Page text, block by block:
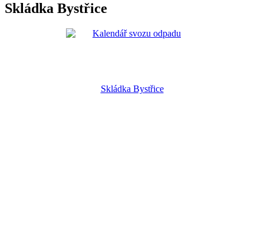
Skládka Bystřice
Skládka Bystřice